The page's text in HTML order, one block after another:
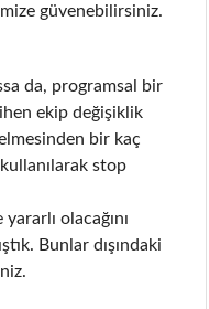
güvenebilirsiniz.
da, programsal bir
ekip değişiklik
bir kaç
stop
olacağını
Bunlar dışındaki